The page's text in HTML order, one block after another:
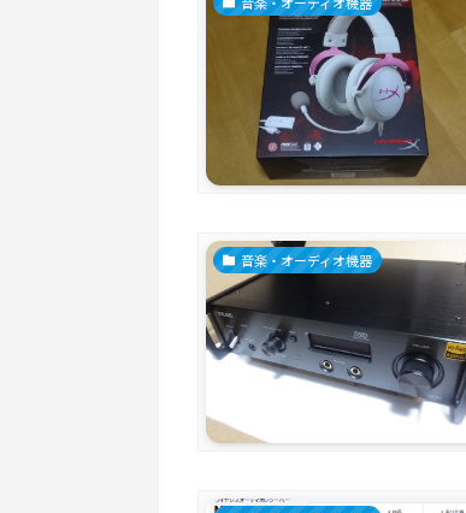
音楽・オーディオ機器